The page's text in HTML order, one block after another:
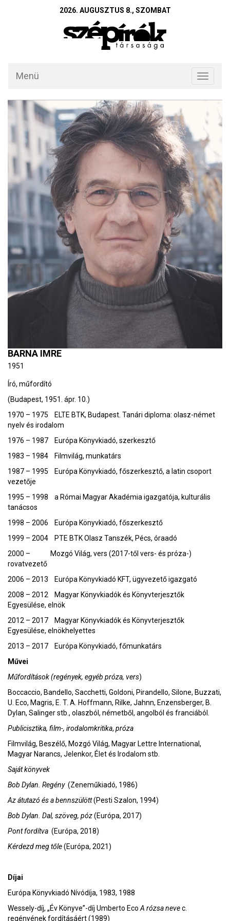
2026. AUGUSZTUS 8., SZOMBAT
Toggle
Menü
BARNA IMRE
1951
Író, műfordító
(Budapest, 1951. ápr. 10.)
1970 – 1975 ELTE BTK, Budapest. Tanári diploma: olasz-német
nyelv és irodalom
1976 – 1987 Európa Könyvkiadó, szerkesztő
1983 – 1984 Filmvilág, munkatárs
1987 – 1995 Európa Könyvkiadó, főszerkesztő, a latin csoport
vezetője
1995 – 1998 a Római Magyar Akadémia igazgatója, kulturális
tanácsos
1998 – 2006 Európa Könyvkiadó, főszerkesztő
1999 – 2004 PTE BTK Olasz Tanszék, Pécs, óraadó
2000 – Mozgó Világ, vers (2017-től vers- és próza-)
rovatvezető
2006 – 2013 Európa Könyvkiadó KFT, ügyvezető igazgató
2008 – 2012 Magyar Könyvkiadók és Könyvterjesztők
Egyesülése, elnök
2012 – 2017 Magyar Könyvkiadók és Könyvterjesztők
Egyesülése, elnökhelyettes
2013 – 2017 Európa Könyvkiadó, főmunkatárs
Művei
Műfordítások (regények, egyéb próza, vers)
Boccaccio, Bandello, Sacchetti, Goldoni, Pirandello, Silone, Buzzati,
U. Eco, Magris, E. T. A. Hoffmann, Rilke, Jahnn, Enzensberger, B.
Dylan, Salinger stb., olaszból, németből, angolból és franciából.
Publicisztika, film-, irodalomkritika, próza
Filmvilág, Beszélő, Mozgó Világ, Magyar Lettre International,
Magyar Narancs, Jelenkor, Élet és Irodalom stb.
Saját könyvek
Bob Dylan. Regény(Zeneműkiadó, 1986)
Az átutazó és a bennszülött(Pesti Szalon, 1994)
Bob Dylan. Dal, szöveg, póz(Európa, 2017)
Pont fordítva (Európa, 2018)
Kérdezd meg tőle(Európa, 2021)
Díjai
Európa Könyvkiadó Nívódíja, 1983, 1988
Wessely-díj, „Év Könyve”-díj Umberto Eco A rózsa nevec.
regényének fordításáért (1989)